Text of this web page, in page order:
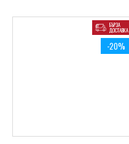
БЪРЗА
ДОСТАВКА
-20%